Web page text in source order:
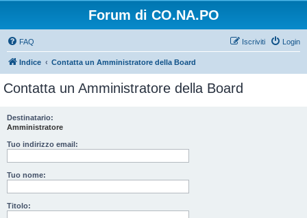
Forum di CO.NA.PO
FAQ Login
Iscriviti
Indice Contatta un Amministratore della Board
Contatta un Amministratore della Board
Destinatario:
Amministratore
Tuo indirizzo email:
Tuo nome:
Titolo: